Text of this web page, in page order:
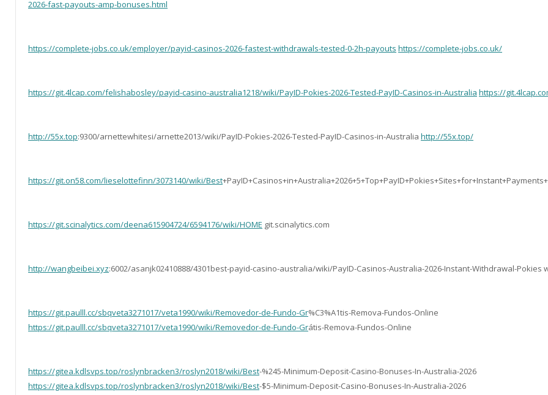
2026-fast-payouts-amp-bonuses.html
https://complete-jobs.co.uk/employer/payid-casinos-2026-fastest-withdrawals-tested-0-2h-payouts https://complete-jobs.co.uk/
https://git.4lcap.com/felishabosley/payid-casino-australia1218/wiki/PayID-Pokies-2026-Tested-PayID-Casinos-in-Australia https://
http://55x.top:9300/arnettewhitesi/arnette2013/wiki/PayID-Pokies-2026-Tested-PayID-Casinos-in-Australia http://55x.top/
https://git.on58.com/lieselottefinn/3073140/wiki/Best
https://git.scinalytics.com/deena615904724/6594176/wiki/HOME git.scinalytics.com
http://wangbeibei.xyz:6002/asanjk02410888/4301best-payid-casino-australia/wiki/PayID-Casinos-Australia-2026-Instant-Withdrawal-Pokies
https://git.paulll.cc/sbqveta3271017/veta1990/wiki/Removedor-de-Fundo-Gr%C3%A1tis-Remova-Fundos-Online
https://git.paulll.cc/sbqveta3271017/veta1990/wiki/Removedor-de-Fundo-Grátis-Remova-Fundos-Online
https://gitea.kdlsvps.top/roslynbracken3/roslyn2018/wiki/Best-%245-Minimum-Deposit-Casino-Bonuses-In-Australia-2026
https://gitea.kdlsvps.top/roslynbracken3/roslyn2018/wiki/Best-$5-Minimum-Deposit-Casino-Bonuses-In-Australia-2026